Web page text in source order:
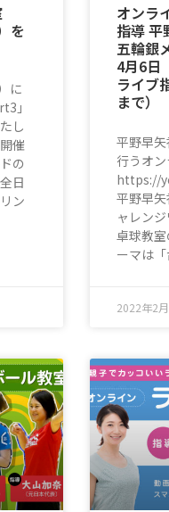
を
に
」
し
催
の
日
ン
オンラ
指導 平
五輪銀
4月6日
ライブ
まで）
平野早
行うオ
https://
平野早
ャレン
卓球教
ーマは
2022年2